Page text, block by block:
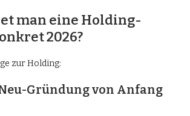
man eine Holding-
2026?
zur Holding:
Gründung von Anfang